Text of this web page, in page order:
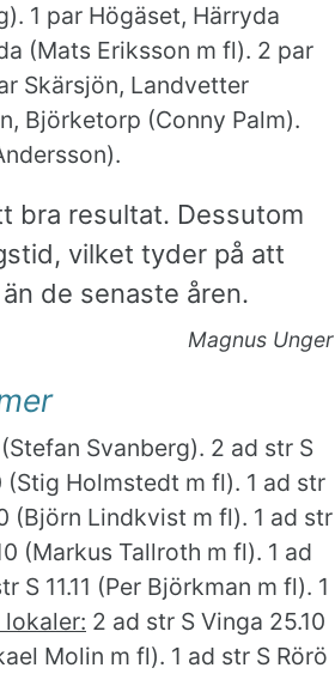
1 par Högäset, Härryda
(Mats Eriksson m fl). 2 par
Skärsjön, Landvetter
Björketorp (Conny Palm).
bra resultat. Dessutom
vilket tyder på att
de senaste åren.
Magnus Unger
(Stefan Svanberg). 2 ad str S
(Stig Holmstedt m fl). 1 ad str
(Björn Lindkvist m fl). 1 ad str
(Markus Tallroth m fl). 1 ad
S 11.11 (Per Björkman m fl). 1
lokaler: 2 ad str S Vinga 25.10
Molin m fl). 1 ad str S Rörö